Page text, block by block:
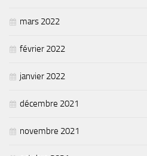
mars 2022
février 2022
janvier 2022
décembre 2021
novembre 2021